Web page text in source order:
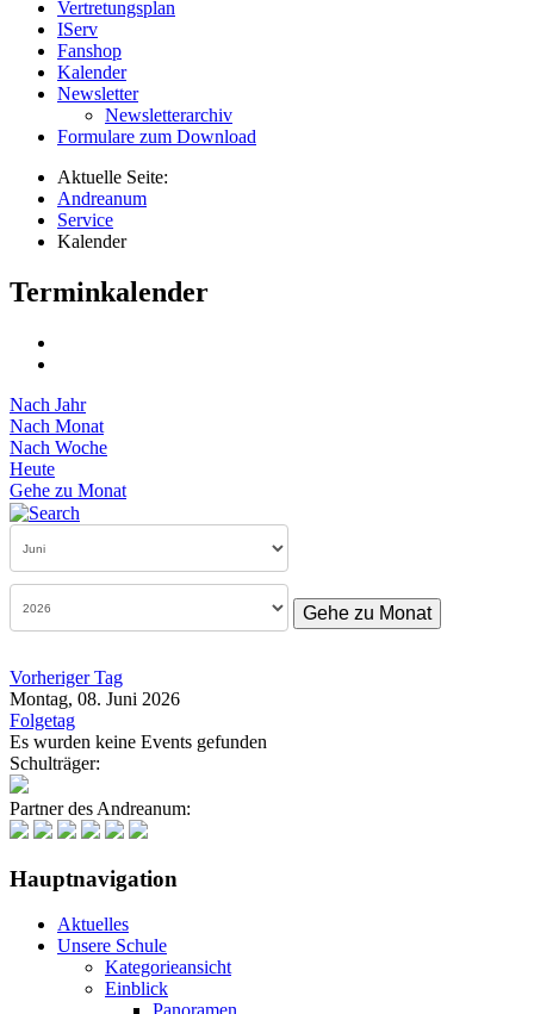
Vertretungsplan
IServ
Fanshop
Kalender
Newsletter
Newsletterarchiv
Formulare zum Download
Aktuelle Seite:
Andreanum
Service
Kalender
Terminkalender
Nach Jahr
Nach Monat
Nach Woche
Heute
Gehe zu Monat
Gehe zu Monat
Vorheriger Tag
Montag, 08. Juni 2026
Folgetag
Es wurden keine Events gefunden
Schulträger:
Partner des Andreanum:
Hauptnavigation
Aktuelles
Unsere Schule
Kategorieansicht
Einblick